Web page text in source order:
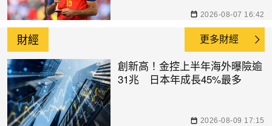
2026-08-07 16:42
財經 更多財經
創新高！金控上半年海外曝險逾
31兆 日本年成長45%最多
2026-08-09 17:15